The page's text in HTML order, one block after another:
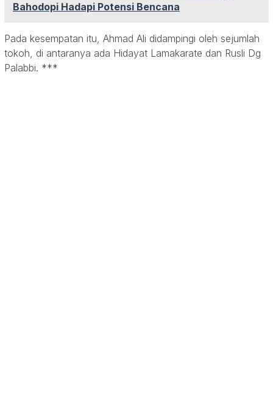
Bahodopi Hadapi Potensi Bencana
Pada kesempatan itu, Ahmad Ali didampingi oleh sejumlah
tokoh, di antaranya ada Hidayat Lamakarate dan Rusli Dg
Palabbi. ***